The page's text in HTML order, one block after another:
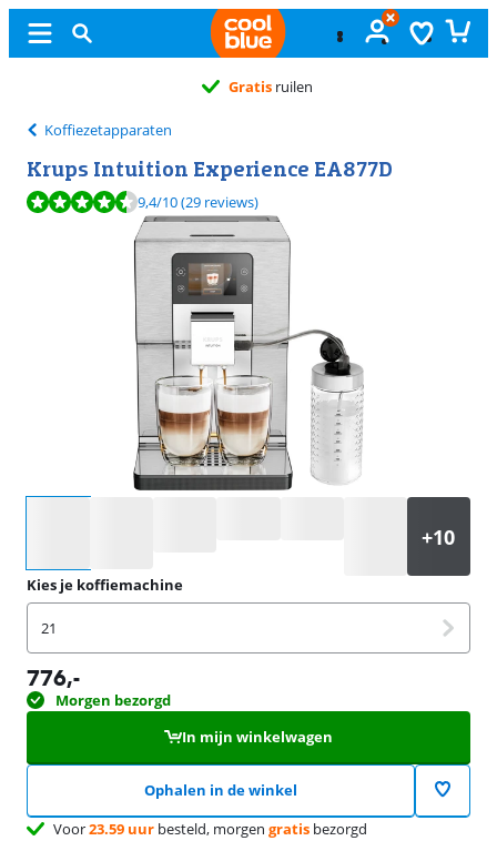
Gratis ruilen
Koffiezetapparaten
Krups Intuition Experience EA877D
Beoordeling is 9,4 van de 10, gebaseerd op 29 reviews.
9,4/10(29 reviews)
Kies je koffiemachine
21
776,-
Morgen bezorgd
In mijn winkelwagen
Ophalen in de winkel
Voor23.59 uur besteld, morgen gratis bezorgd